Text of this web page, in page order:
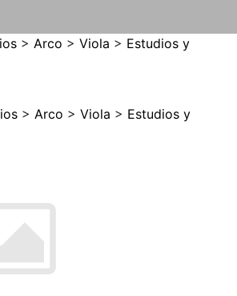
> Arco > Viola > Estudios y
> Arco > Viola > Estudios y